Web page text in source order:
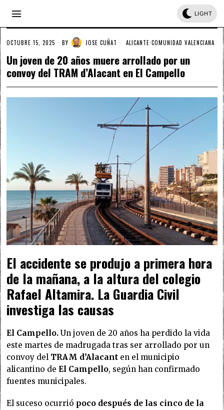
LIGHT
OCTUBRE 15, 2025 BY JOSE CUÑAT ALICANTE·COMUNIDAD VALENCIANA
Un joven de 20 años muere arrollado por un
convoy del TRAM d’Alacant en El Campello
El accidente se produjo a primera hora
de la mañana, a la altura del colegio
Rafael Altamira. La Guardia Civil
investiga las causas
El Campello. Un joven de 20 años ha perdido la vida
este martes de madrugada tras ser arrollado por un
convoy del TRAM d’Alacant en el municipio
alicantino de El Campello, según han confirmado
fuentes municipales.
El suceso ocurrió poco después de las cinco de la